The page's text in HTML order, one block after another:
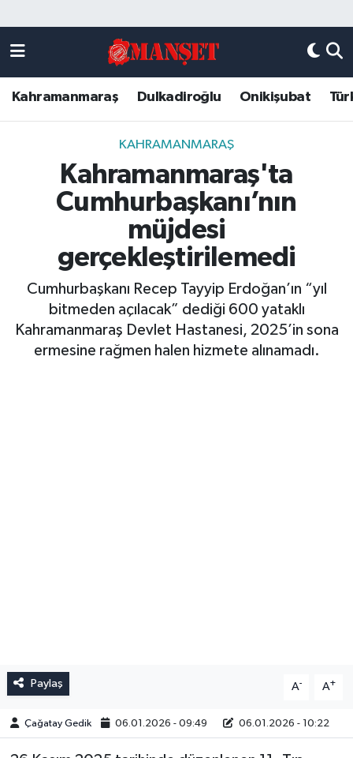
Kahramanmaraş Dulkadiroğlu Onikişubat
KAHRAMANMARAŞ
Kahramanmaraş'ta
Cumhurbaşkanı’nın
müjdesi
gerçekleştirilemedi
Cumhurbaşkanı Recep Tayyip Erdoğan’ın “yıl
bitmeden açılacak” dediği 600 yataklı
Kahramanmaraş Devlet Hastanesi, 2025’in sona
ermesine rağmen halen hizmete alınamadı.
Paylaş A- A+
Çağatay Gedik 06.01.2026 - 09:49 06.01.2026 - 10:22
DULKADİROĞLU
KAHRAMANMARAŞ
ONİKİŞUBAT
Künye
Kahramanmaraş Nöbetçi Eczaneler
Kahramanmaraş Hava Durumu
Kahramanmaraş Trafik Yoğunluk Haritası
Süper Lig Puan Durumu ve Fikstür
Son Dakika Haberleri
Haber Arşivi